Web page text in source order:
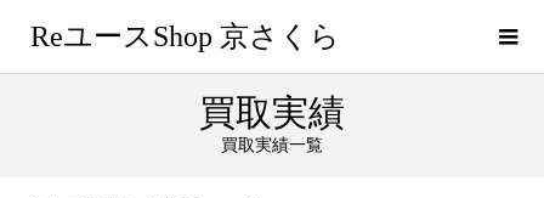
ReユースShop 京さくら
買取実績
買取実績一覧